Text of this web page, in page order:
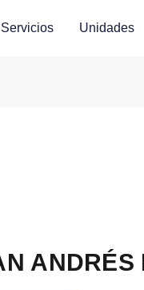
Servicios Unidades
ANDRÉS